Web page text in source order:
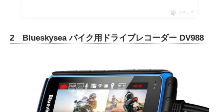
ポチップ
2 Blueskysea バイク用ドライブレコーダー DV988